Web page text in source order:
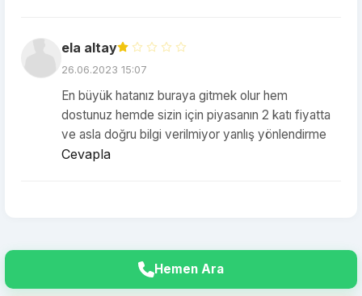
ela altay
26.06.2023 15:07
En büyük hatanız buraya gitmek olur hem
dostunuz hemde sizin için piyasanın 2 katı fiyatta
ve asla doğru bilgi verilmiyor yanlış yönlendirme
Cevapla
Hemen Ara